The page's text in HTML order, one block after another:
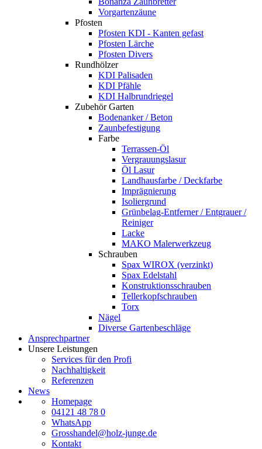
Vorgartenzäune
Pfosten
Pfosten KDI - Kanten gefast
Pfosten Lärche
Pfosten Divers
Rundhölzer
KDI Palisaden
KDI Pfähle
KDI Halbrundriegel
Zubehör Garten
Bodenanker / Beton
Zaunbefestigung
Farbe
Terrassen-Öl
Vergrauungslasur
Öl Lasur
Landhausfarbe / Deckfarbe
Imprägnierung
Isoliergrund
Grünbelag-Entferner / Entgrauer /
Reiniger
Lacke
MAKO Malerwerkzeug
Schrauben
Spax WIROX (verzinkt)
Spax Edelstahl
Konstruktionsschrauben
Tellerkopfschrauben
Torx
Nägel
Diverse Gartenbeschläge
Ansprechpartner
Unsere Leistungen
Services für den Profi
Nachhaltigkeit
Referenzen
News
Homepage
04121 48 78 0
WhatsApp
Grosshandel@holz-junge.de
Kontakt